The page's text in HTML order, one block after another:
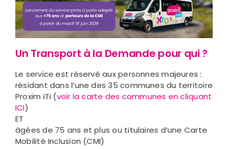
Un Transport à la Demande pour qui ?
Le service est réservé aux personnes majeures :
résidant dans l’une des 35 communes du territoire
Proxim iTi (voir la carte des communes en cliquant
ICI)
ET
âgées de 75 ans et plus ou titulaires d’une Carte
Mobilité Inclusion (CMI)